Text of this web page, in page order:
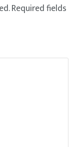
Required fields